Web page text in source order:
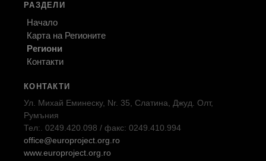
РАЗДЕЛИ
Начало
Карта на Регионите
Региони
Контакти
КОНТАКТИ
Ул. Михай Еминеску, Nr. 35, Слатина, Джуд. Олт,
Румъния
Тел:. 0249.420.098 / факс: 0249.410.994
office@europroject.org.ro
www.europroject.org.ro